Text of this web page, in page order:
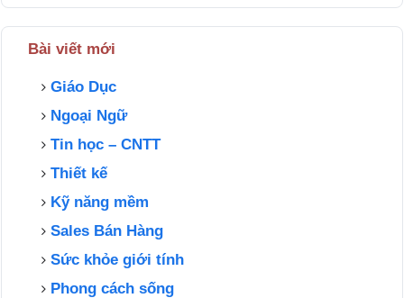
Bài viết mới
Giáo Dục
Ngoại Ngữ
Tin học – CNTT
Thiết kế
Kỹ năng mềm
Sales Bán Hàng
Sức khỏe giới tính
Phong cách sống